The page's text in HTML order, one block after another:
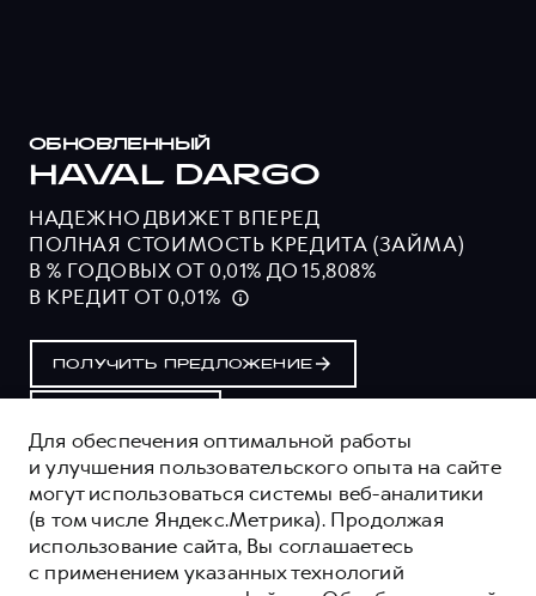
ОБНОВЛЕННЫЙ
HAVAL DARGO
НАДЕЖНО ДВИЖЕТ ВПЕРЕД
ПОЛНАЯ СТОИМОСТЬ КРЕДИТА (ЗАЙМА)
В % ГОДОВЫХ ОТ 0,01% ДО 15,808%
В КРЕДИТ ОТ 0,01%
ПОЛУЧИТЬ ПРЕДЛОЖЕНИЕ
ОЦЕНИВАЙТЕ СВОИ ФИНАНСОВЫЕ
ВОЗМОЖНОСТИ И РИСКИ
ИЗУЧИТЕ ВСЕ УСЛОВИЯ КРЕДИТА (ЗАЙМА) НА
САЙТЕ:
Для обеспечения оптимальной работы
и улучшения пользовательского опыта на сайте
могут использоваться системы веб-аналитики
(в том числе Яндекс.Метрика). Продолжая
использование сайта, Вы соглашаетесь
с применением указанных технологий